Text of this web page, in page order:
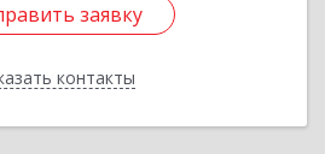
заявку
контакты
заявку
Назад